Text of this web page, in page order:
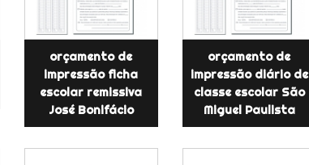
orçamento de
impressão ficha
escolar remissiva
José Bonifácio
orçamento de
impressão diário de
classe escolar São
Miguel Paulista